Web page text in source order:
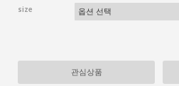
size
관심상품